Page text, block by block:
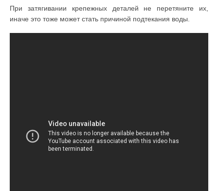
При затягивании крепежных деталей не перетяните их,
иначе это тоже может стать причиной подтекания воды.